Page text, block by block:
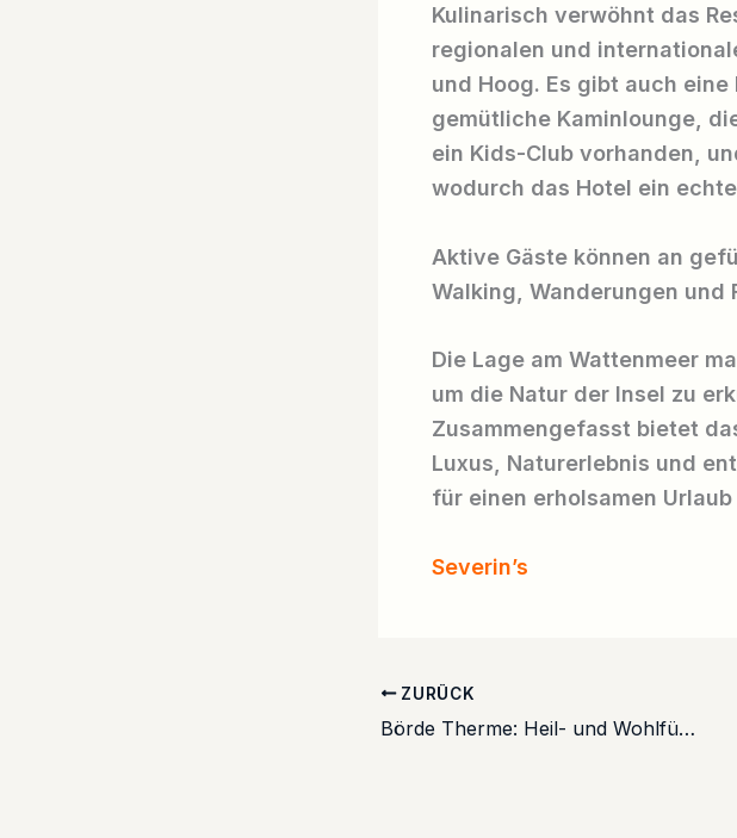
Kulinarisch verwöhnt das
regionalen und
und Hoog. Es gibt auch
gemütliche Kaminlounge,
ein Kids-Club vorhanden,
wodurch das Hotel ein
Aktive Gäste können an
Walking, Wanderungen und
Die Lage am Wattenmeer
um die Natur der Insel zu
Zusammengefasst bietet
Luxus, Naturerlebnis und
für einen erholsamen
Severin’s
ZURÜCK
Börde Therme: Heil- und Wohlfühlangebote